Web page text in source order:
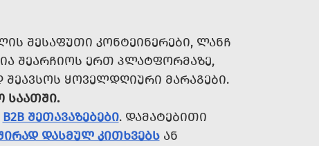
ᲨᲔᲡᲐᲤᲣᲗᲘ ᲙᲝᲜᲢᲔᲘᲜᲔᲠᲔᲑᲘ, ᲚᲐᲜᲩ
ᲨᲔᲐᲠᲩᲘᲝᲡ ᲔᲠᲗ ᲞᲚᲐᲢᲤᲝᲠᲛᲐᲖᲔ,
ᲨᲔᲐᲕᲡᲝᲡ ᲧᲝᲕᲔᲚᲓᲦᲘᲣᲠᲘ ᲛᲐᲠᲐᲒᲔᲑᲘ.
ᲡᲐᲐᲗᲨᲘ.
B2B ᲨᲔᲗᲐᲕᲐᲖᲔᲑᲔᲑᲘ. ᲓᲐᲛᲐᲢᲔᲑᲘᲗᲘ
ᲓᲐᲡᲛᲣᲚ ᲙᲘᲗᲮᲕᲔᲑᲡᲐᲜ